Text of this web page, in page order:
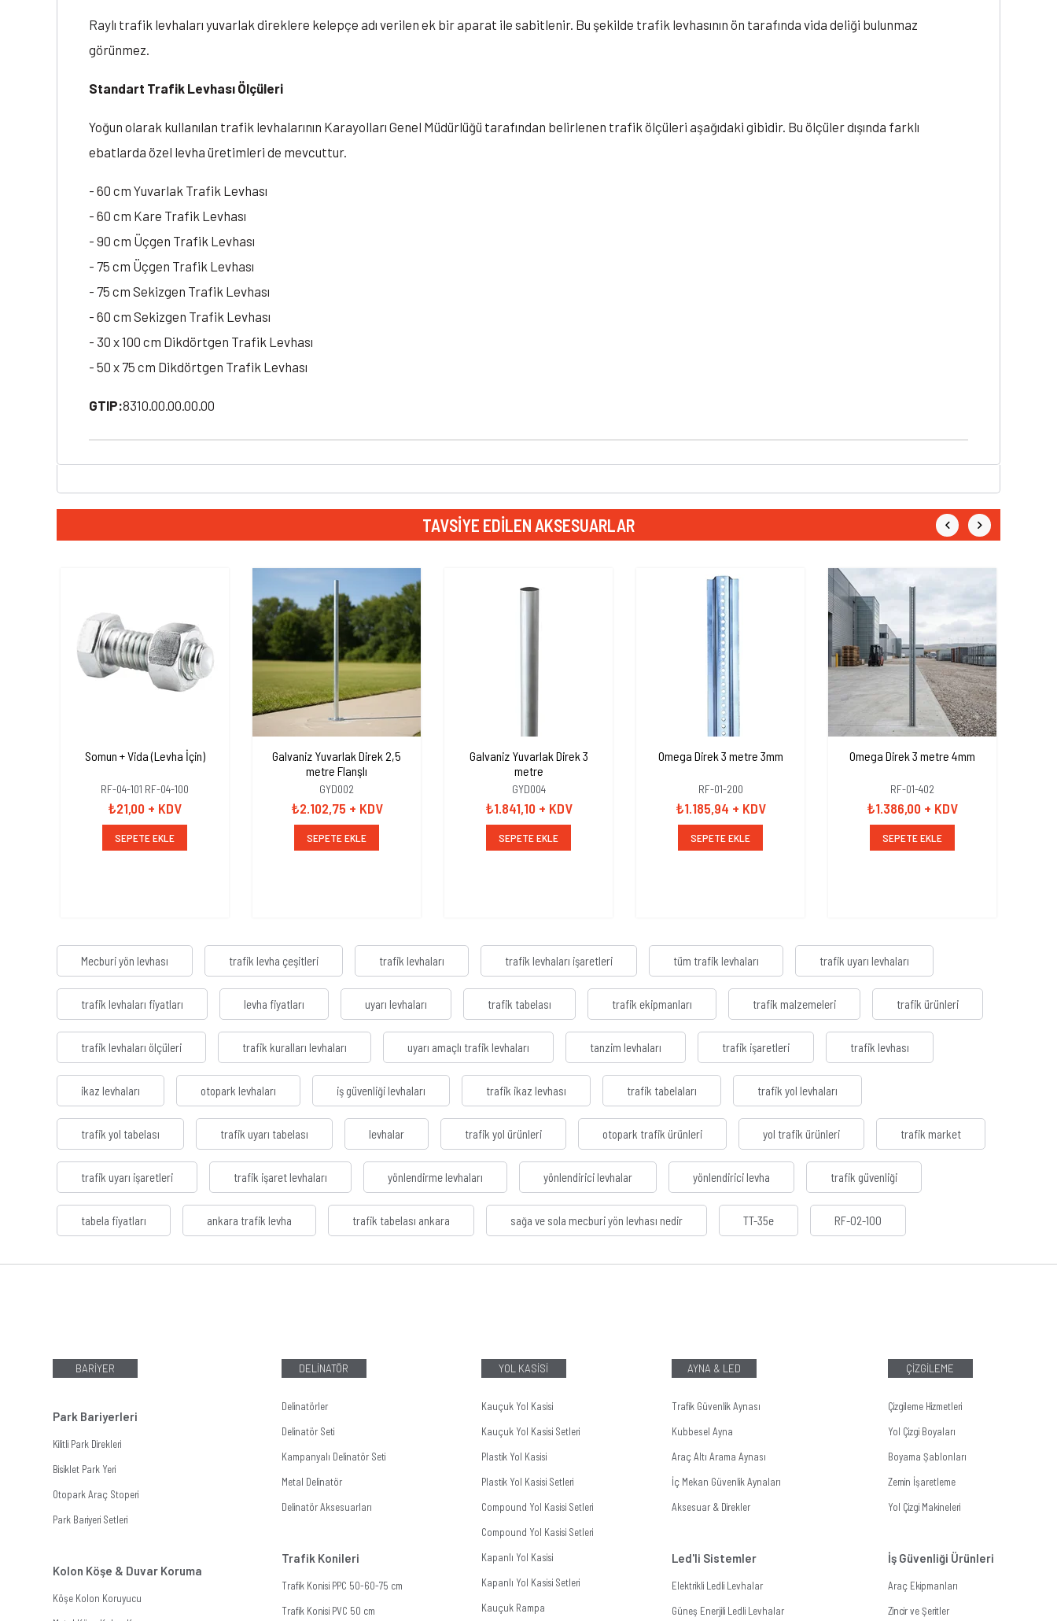
Raylı trafik levhaları yuvarlak direklere kelepçe adı verilen ek bir aparat ile sabitlenir. Bu şekilde trafik levhasının ön tarafında vida deliği bulunmaz
görünmez.
Standart Trafik Levhası Ölçüleri
Yoğun olarak kullanılan trafik levhalarının Karayolları Genel Müdürlüğü tarafından belirlenen trafik ölçüleri aşağıdaki gibidir. Bu ölçüler dışında farklı
ebatlarda özel levha üretimleri de mevcuttur.
- 60 cm Yuvarlak Trafik Levhası
- 60 cm Kare Trafik Levhası
- 90 cm Üçgen Trafik Levhası
- 75 cm Üçgen Trafik Levhası
- 75 cm Sekizgen Trafik Levhası
- 60 cm Sekizgen Trafik Levhası
- 30 x 100 cm Dikdörtgen Trafik Levhası
- 50 x 75 cm Dikdörtgen Trafik Levhası
GTIP:8310.00.00.00.00
TAVSIYE EDILEN AKSESUARLAR
Somun + Vida (Levha İçin)
RF-04-101 RF-04-100
₺21,00 + KDV
SEPETE EKLE
Galvaniz Yuvarlak Direk 2,5
metre Flanşlı
GYD002
₺2.102,75 + KDV
SEPETE EKLE
Galvaniz Yuvarlak Direk 3
metre
GYD004
₺1.841,10 + KDV
SEPETE EKLE
Omega Direk 3 metre 3mm
RF-01-200
₺1.185,94 + KDV
SEPETE EKLE
Omega Direk 3 metre 4mm
RF-01-402
₺1.386,00 + KDV
SEPETE EKLE
Mecburi yön levhası trafik levha çeşitleri trafik levhaları trafik levhaları işaretleri tüm trafik levhaları trafik uyarı levhaları
trafik levhaları fiyatları levha fiyatları uyarı levhaları trafik tabelası trafik ekipmanları trafik malzemeleri trafik ürünleri
trafik levhaları ölçüleri trafik kuralları levhaları uyarı amaçlı trafik levhaları tanzim levhaları trafik işaretleri trafik levhası
ikaz levhaları otopark levhaları iş güvenliği levhaları trafik ikaz levhası trafik tabelaları trafik yol levhaları
trafik yol tabelası trafik uyarı tabelası levhalar trafik yol ürünleri otopark trafik ürünleri yol trafik ürünleri trafik market
trafik uyarı işaretleri trafik işaret levhaları yönlendirme levhaları yönlendirici levhalar yönlendirici levha trafik güvenliği
tabela fiyatları ankara trafik levha trafik tabelası ankara sağa ve sola mecburi yön levhası nedir TT-35e RF-02-100
BARİYER
Park Bariyerleri
Kilitli Park Direkleri
Bisiklet Park Yeri
Otopark Araç Stoperi
Park Bariyeri Setleri
Kolon Köşe & Duvar Koruma
Köşe Kolon Koruyucu
DELİNATÖR
Delinatörler
Delinatör Seti
Kampanyalı Delinatör Seti
Metal Delinatör
Delinatör Aksesuarları
Trafik Konileri
Trafik Konisi PPC 50-60-75 cm
Trafik Konisi PVC 50 cm
YOL KASİSİ
Kauçuk Yol Kasisi
Kauçuk Yol Kasisi Setleri
Plastik Yol Kasisi
Plastik Yol Kasisi Setleri
Compound Yol Kasisi Setleri
Compound Yol Kasisi Setleri
Kapanlı Yol Kasisi
Kapanlı Yol Kasisi Setleri
Kauçuk Rampa
AYNA & LED
Trafik Güvenlik Aynası
Kubbesel Ayna
Araç Altı Arama Aynası
İç Mekan Güvenlik Aynaları
Aksesuar & Direkler
Led'li Sistemler
Elektrikli Ledli Levhalar
Güneş Enerjili Ledli Levhalar
ÇİZGİLEME
Çizgileme Hizmetleri
Yol Çizgi Boyaları
Boyama Şablonları
Zemin İşaretleme
Yol Çizgi Makineleri
İş Güvenliği Ürünleri
Araç Ekipmanları
Zincir ve Şeritler